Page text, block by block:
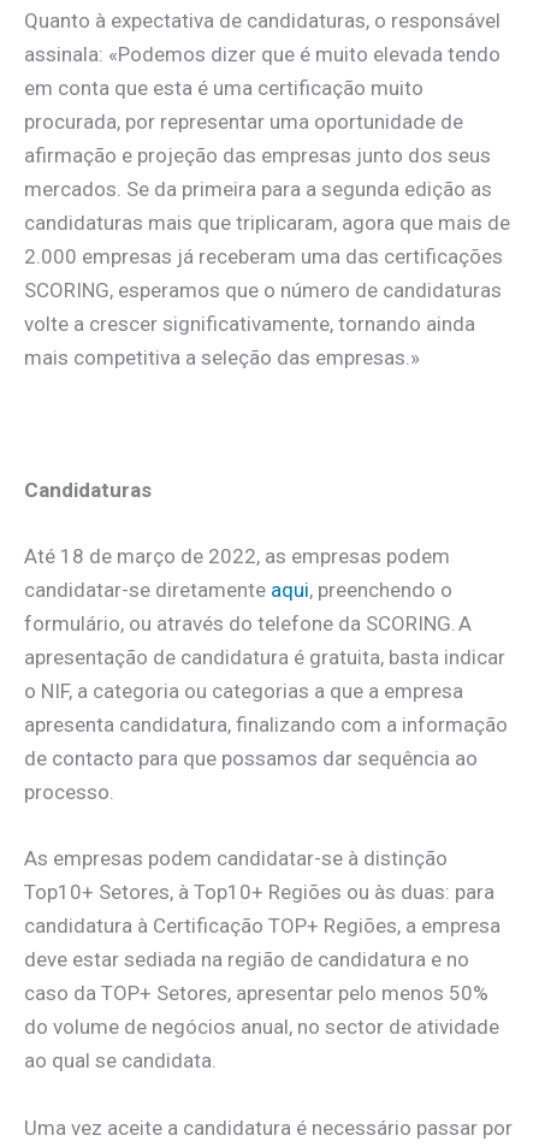
Quanto à expectativa de candidaturas, o responsável
assinala: «Podemos dizer que é muito elevada tendo
em conta que esta é uma certificação muito
procurada, por representar uma oportunidade de
afirmação e projeção das empresas junto dos seus
mercados. Se da primeira para a segunda edição as
candidaturas mais que triplicaram, agora que mais de
2.000 empresas já receberam uma das certificações
SCORING, esperamos que o número de candidaturas
volte a crescer significativamente, tornando ainda
mais competitiva a seleção das empresas.»
Candidaturas
Até 18 de março de 2022, as empresas podem
candidatar-se diretamente aqui, preenchendo o
formulário, ou através do telefone da SCORING. A
apresentação de candidatura é gratuita, basta indicar
o NIF, a categoria ou categorias a que a empresa
apresenta candidatura, finalizando com a informação
de contacto para que possamos dar sequência ao
processo.
As empresas podem candidatar-se à distinção
Top10+ Setores, à Top10+ Regiões ou às duas: para
candidatura à Certificação TOP+ Regiões, a empresa
deve estar sediada na região de candidatura e no
caso da TOP+ Setores, apresentar pelo menos 50%
do volume de negócios anual, no sector de atividade
ao qual se candidata.
Uma vez aceite a candidatura é necessário passar por